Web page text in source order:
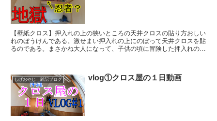
【壁紙クロス】押入れの上の狭いところの天井クロスの貼り方おしい
れのぼうけんである。激せまい押入れの上にのぼって天井クロスを貼
るのである。まさかね大人になって、子供の頃に冒険した押入れの狭
しげおやじ 雑記ブログ vlog①クロス屋の１日動画